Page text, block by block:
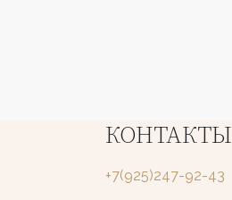
КОНТАКТЫ
+7(925)247-92-43